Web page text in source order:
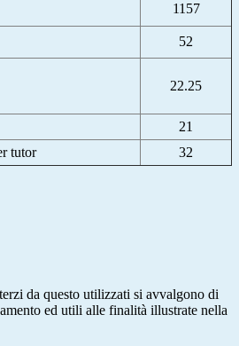
1157
52
22.25
21
tutor
32
da questo utilizzati si avvalgono di
ed utili alle finalità illustrate nella